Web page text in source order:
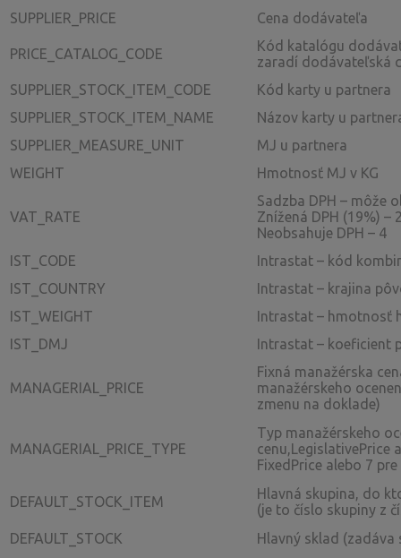
SUPPLIER_PRICE
Cena dodávateľa
PRICE_CATALOG_CODE
Kód katalógu
zaradí dodávateľská
SUPPLIER_STOCK_ITEM_CODE
Kód karty u partnera
SUPPLIER_STOCK_ITEM_NAME
Názov karty u
SUPPLIER_MEASURE_UNIT
MJ u partnera
WEIGHT
Hmotnosť MJ v KG
VAT_RATE
Sadzba DPH – môže
Znížená DPH (19%) –
Neobsahuje DPH – 4
IST_CODE
Intrastat – kód
IST_COUNTRY
Intrastat – krajina
IST_WEIGHT
Intrastat – hmotnosť
IST_DMJ
Intrastat – koeficient
MANAGERIAL_PRICE
Fixná manažérska
manažérskeho
zmenu na doklade)
MANAGERIAL_PRICE_TYPE
Typ manažérskeho
cenu,LegislativePrice
FixedPrice alebo 7
DEFAULT_STOCK_ITEM
Hlavná skupina, do
(je to číslo skupiny z
DEFAULT_STOCK
Hlavný sklad